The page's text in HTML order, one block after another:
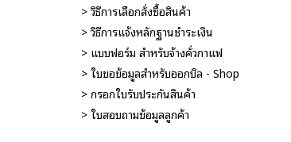
> วิธีการเลือกสั่งซื้อสินค้า
> วิธีการแจ้งหลักฐานชำระเงิน
> แบบฟอร์ม สำหรับจ้างคั่วกาแฟ
> ใบขอข้อมูลสำหรับออกบิล - Shop
> กรอกใบรับประกันสินค้า
> ใบสอบถามข้อมูลลูกค้า